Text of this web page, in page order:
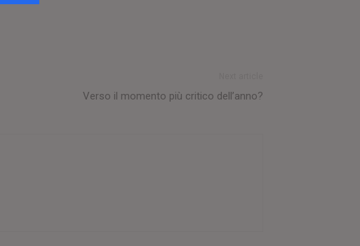
Verso il momento più critico dell’anno?